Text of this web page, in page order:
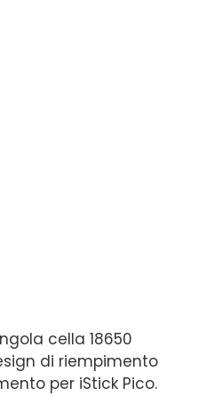
cella 18650
di riempimento
per iStick Pico.